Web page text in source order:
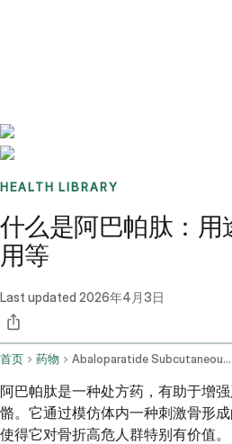
HEALTH LIBRARY
什么是阿巴帕肽：用
用等
Last updated 2026年4月3日
首页 药物 Abaloparatide Subcutaneous Route
阿巴帕肽是一种处方药，有助于增
骼。它通过模仿体内一种刺激骨形
使得它对骨折高危人群特别有价值。